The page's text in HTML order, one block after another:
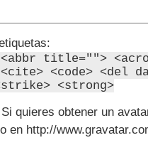
title="">
<code> <del
<strong>
quieres obtener un
en http://